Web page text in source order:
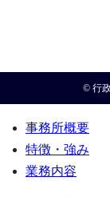
© 行
事務所概要
特徴・強み
業務内容